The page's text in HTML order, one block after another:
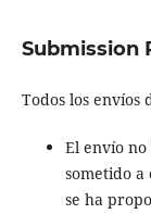
Submission
Todos los envíos
El envío
sometido
se ha